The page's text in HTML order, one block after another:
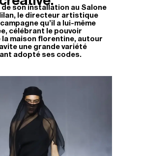
de son installation au Salone
le directeur artistique
qu'il a lui-même
célébrant le pouvoir
maison florentine, autour
une grande variété
adopté ses codes.